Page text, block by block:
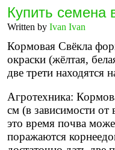
Купить семена
Written by Ivan Ivan
Кормовая Свёкла
окраски (жёлтая,
две трети находятся
Агротехника:
см (в зависимости
это время почва
поражаются